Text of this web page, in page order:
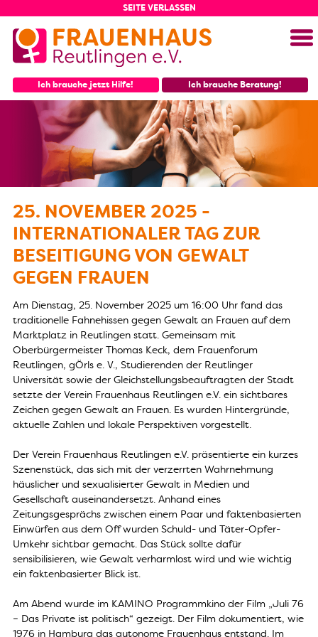
SEITE VERLASSEN
Ich brauche jetzt Hilfe! Ich brauche Beratung!
25. NOVEMBER 2025 -
INTERNATIONALER TAG ZUR
BESEITIGUNG VON GEWALT
GEGEN FRAUEN
Am Dienstag, 25. November 2025 um 16:00 Uhr fand das
traditionelle Fahnehissen gegen Gewalt an Frauen auf dem
Marktplatz in Reutlingen statt. Gemeinsam mit
Oberbürgermeister Thomas Keck, dem Frauenforum
Reutlingen, gÖrls e. V., Studierenden der Reutlinger
Universität sowie der Gleichstellungsbeauftragten der Stadt
setzte der Verein Frauenhaus Reutlingen e.V. ein sichtbares
Zeichen gegen Gewalt an Frauen. Es wurden Hintergründe,
aktuelle Zahlen und lokale Perspektiven vorgestellt.
Der Verein Frauenhaus Reutlingen e.V. präsentierte ein kurzes
Szenenstück, das sich mit der verzerrten Wahrnehmung
häuslicher und sexualisierter Gewalt in Medien und
Gesellschaft auseinandersetzt. Anhand eines
Zeitungsgesprächs zwischen einem Paar und faktenbasierten
Einwürfen aus dem Off wurden Schuld- und Täter-Opfer-
Umkehr sichtbar gemacht. Das Stück sollte dafür
sensibilisieren, wie Gewalt verharmlost wird und wie wichtig
ein faktenbasierter Blick ist.
Am Abend wurde im KAMINO Programmkino der Film „Juli 76
– Das Private ist politisch“ gezeigt. Der Film dokumentiert, wie
1976 in Hamburg das autonome Frauenhaus entstand. Im